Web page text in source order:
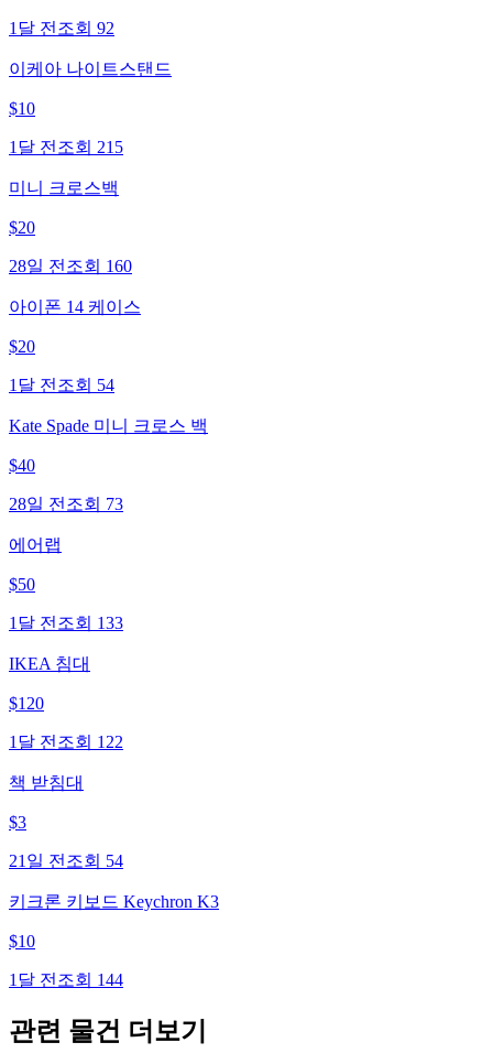
1달 전 조회 92
이케아 나이트스탠드
$10
1달 전 조회 215
미니 크로스백
$20
28일 전 조회 160
아이폰 14 케이스
$20
1달 전 조회 54
Kate Spade 미니 크로스 백
$40
28일 전 조회 73
에어랩
$50
1달 전 조회 133
IKEA 침대
$120
1달 전 조회 122
책 받침대
$3
21일 전 조회 54
키크론 키보드 Keychron K3
$10
1달 전 조회 144
관련 물건 더보기